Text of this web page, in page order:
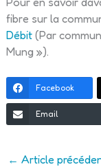
fibre sur la
Débit(Par
Mung »).
Facebook
Email
← Article